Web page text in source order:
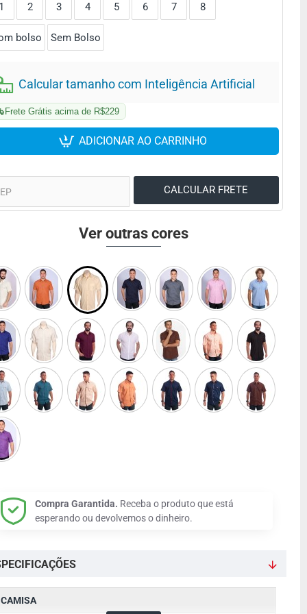
Frete Grátis acima de R$229
Calcular tamanho com Inteligência Artificial
2 3 4 5 6 7 8
bolso Sem Bolso
ADICIONAR AO CARRINHO
CAMISA
Compra Garantida. Receba o produto que está
esperando ou devolvemos o dinheiro.
Ver outras cores